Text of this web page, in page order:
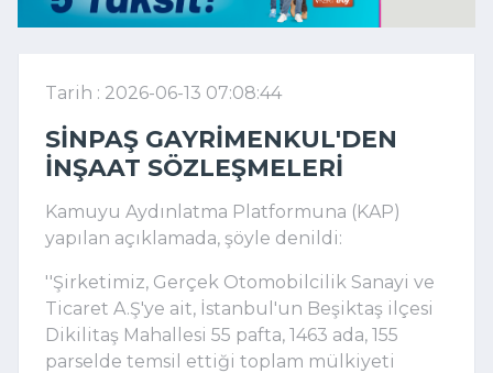
Tarih : 2026-06-13 07:08:44
SINPAŞ GAYRIMENKUL'DEN
INŞAAT SÖZLEŞMELERI
Kamuyu Aydınlatma Platformuna (KAP)
yapılan açıklamada, şöyle denildi:
''Şirketimiz, Gerçek Otomobilcilik Sanayi ve
Ticaret A.Ş'ye ait, İstanbul'un Beşiktaş ilçesi
Dikilitaş Mahallesi 55 pafta, 1463 ada, 155
parselde temsil ettiği toplam mülkiyeti